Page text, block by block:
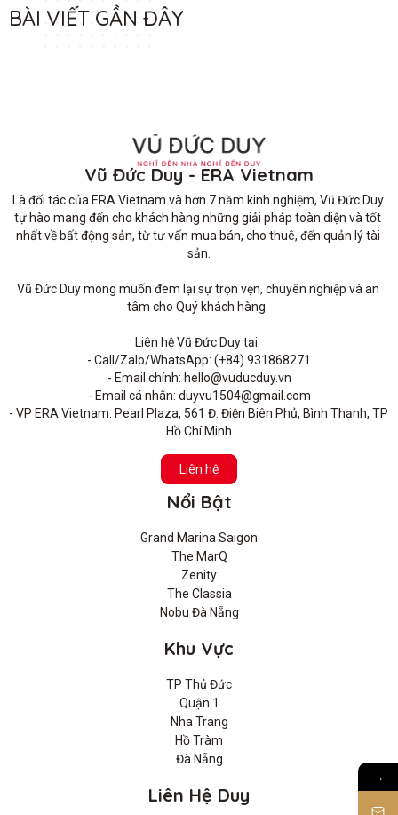
BÀI VIẾT GẦN ĐÂY
Vũ Đức Duy - ERA Vietnam
Là đối tác của ERA Vietnam và hơn 7 năm kinh nghiệm, Vũ Đức Duy
tự hào mang đến cho khách hàng những giải pháp toàn diện và tốt
nhất về bất động sản, từ tư vấn mua bán, cho thuê, đến quản lý tài
sản.
Vũ Đức Duy mong muốn đem lại sự trọn vẹn, chuyên nghiệp và an
tâm cho Quý khách hàng.
Liên hệ Vũ Đức Duy tại:
- Call/Zalo/WhatsApp: (+84) 931868271
- Email chính: hello@vuducduy.vn
- Email cá nhân: duyvu1504@gmail.com
- VP ERA Vietnam: Pearl Plaza, 561 Đ. Điện Biên Phủ, Bình Thạnh, TP
Hồ Chí Minh
Liên hệ
Nổi Bật
Grand Marina Saigon
The MarQ
Zenity
The Classia
Nobu Đà Nẵng
Khu Vực
TP Thủ Đức
Quận 1
Nha Trang
Hồ Tràm
Đà Nẵng
Liên Hệ Duy
→